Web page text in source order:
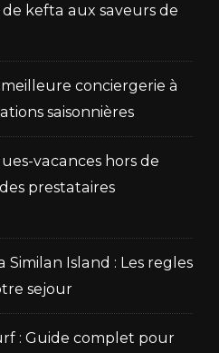
kefta aux saveurs de
conciergerie à
saisonnières
vacances hors de
prestataires
Similan Island : Les regles
sejour
: Guide complet pour